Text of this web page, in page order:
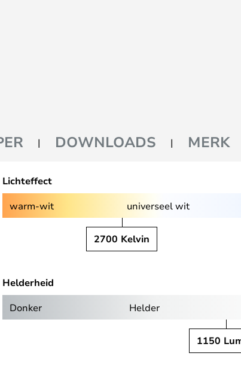
DOWNLOADS MERK
Lichteffect
warm-wit universeel wit
2700 Kelvin
Helderheid
Donker Helder
1150